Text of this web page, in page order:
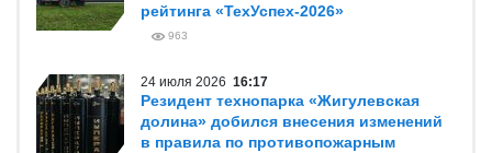
рейтинга «ТехУспех-2026»
963
24 июля 2026 16:17
Резидент технопарка «Жигулевская
долина» добился внесения изменений
в правила по противопожарным